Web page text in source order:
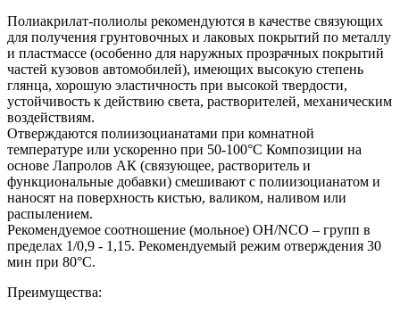
Полиакрилат-полиолы рекомендуются в качестве связующих
для получения грунтовочных и лаковых покрытий по металлу
и пластмассе (особенно для наружных прозрачных покрытий
частей кузовов автомобилей), имеющих высокую степень
глянца, хорошую эластичность при высокой твердости,
устойчивость к действию света, растворителей, механическим
воздействиям.
Отверждаются полиизоцианатами при комнатной
температуре или ускоренно при 50-100°С Композиции на
основе Лапролов АК (связующее, растворитель и
функциональные добавки) смешивают с полиизоцианатом и
наносят на поверхность кистью, валиком, наливом или
распылением.
Рекомендуемое соотношение (мольное) ОН/NCO – групп в
пределах 1/0,9 - 1,15. Рекомендуемый режим отверждения 30
мин при 80°С.
Преимущества: